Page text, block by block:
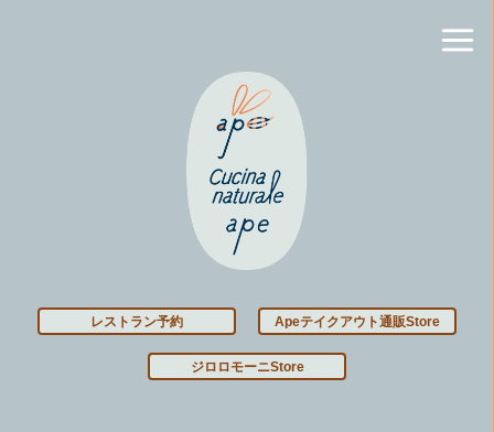
レストラン予約 Apeテイクアウト通販Store
ジロロモーニStore